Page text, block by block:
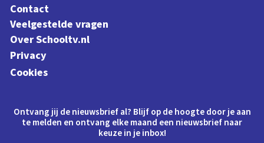
Contact
Veelgestelde vragen
Over Schooltv.nl
Privacy
Cookies
Ontvang jij de nieuwsbrief al? Blijf op de hoogte door je aan
te melden en ontvang elke maand een nieuwsbrief naar
keuze in je inbox!